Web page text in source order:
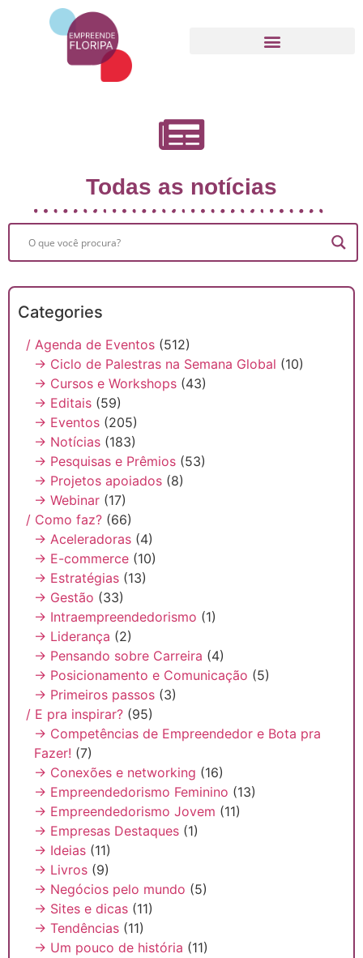
Todas as notícias
Categories
/ Agenda de Eventos (512)
→ Ciclo de Palestras na Semana Global (10)
→ Cursos e Workshops (43)
→ Editais (59)
→ Eventos (205)
→ Notícias (183)
→ Pesquisas e Prêmios (53)
→ Projetos apoiados (8)
→ Webinar (17)
/ Como faz? (66)
→ Aceleradoras (4)
→ E-commerce (10)
→ Estratégias (13)
→ Gestão (33)
→ Intraempreendedorismo (1)
→ Liderança (2)
→ Pensando sobre Carreira (4)
→ Posicionamento e Comunicação (5)
→ Primeiros passos (3)
/ E pra inspirar? (95)
→ Competências de Empreendedor e Bota pra
Fazer! (7)
→ Conexões e networking (16)
→ Empreendedorismo Feminino (13)
→ Empreendedorismo Jovem (11)
→ Empresas Destaques (1)
→ Ideias (11)
→ Livros (9)
→ Negócios pelo mundo (5)
→ Sites e dicas (11)
→ Tendências (11)
→ Um pouco de história (11)